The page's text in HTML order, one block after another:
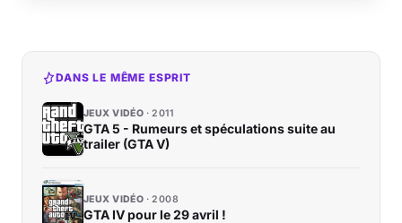
DANS LE MÊME ESPRIT
JEUX VIDÉO 2011
GTA 5 - Rumeurs et spéculations suite au
trailer (GTA V)
JEUX VIDÉO 2008
GTA IV pour le 29 avril !